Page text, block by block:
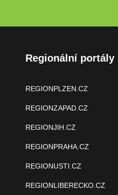
Regionální portály
REGIONPLZEN.CZ
REGIONZAPAD.CZ
REGIONJIH.CZ
REGIONPRAHA.CZ
REGIONUSTI.CZ
REGIONLIBERECKO.CZ